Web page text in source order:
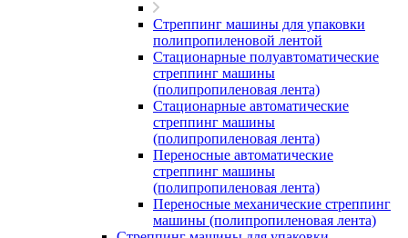
Стреппинг машины для упаковки
полипропиленовой лентой
Стационарные полуавтоматические
стреппинг машины
(полипропиленовая лента)
Стационарные автоматические
стреппинг машины
(полипропиленовая лента)
Переносные автоматические
стреппинг машины
(полипропиленовая лента)
Переносные механические стреппинг
машины (полипропиленовая лента)